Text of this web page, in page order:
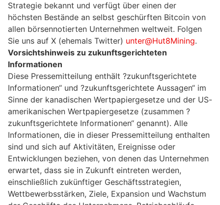
Strategie bekannt und verfügt über einen der
höchsten Bestände an selbst geschürften Bitcoin von
allen börsennotierten Unternehmen weltweit. Folgen
Sie uns auf X (ehemals Twitter) unter@Hut8Mining.
Vorsichtshinweis zu zukunftsgerichteten
Informationen
Diese Pressemitteilung enthält ?zukunftsgerichtete
Informationen“ und ?zukunftsgerichtete Aussagen“ im
Sinne der kanadischen Wertpapiergesetze und der US-
amerikanischen Wertpapiergesetze (zusammen ?
zukunftsgerichtete Informationen“ genannt). Alle
Informationen, die in dieser Pressemitteilung enthalten
sind und sich auf Aktivitäten, Ereignisse oder
Entwicklungen beziehen, von denen das Unternehmen
erwartet, dass sie in Zukunft eintreten werden,
einschließlich zukünftiger Geschäftsstrategien,
Wettbewerbsstärken, Ziele, Expansion und Wachstum